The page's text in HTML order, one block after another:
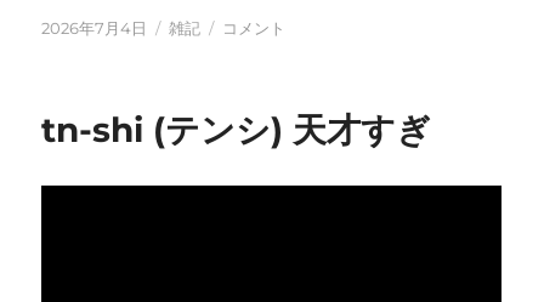
投
2026年7月4日
カ
ー
雑記
い
と
コメント
tn-shi (テンシ) 天才すぎ